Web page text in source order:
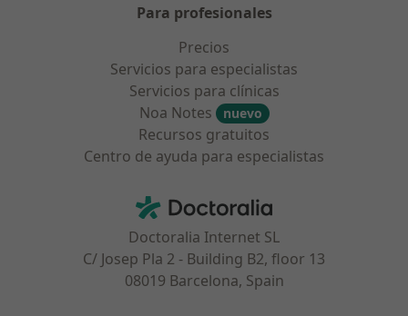
Para profesionales
Precios
Servicios para especialistas
Servicios para clínicas
Noa Notes
nuevo
Recursos gratuitos
Centro de ayuda para especialistas
Doctoralia - Página de inicio
Doctoralia Internet SL
C/ Josep Pla 2 - Building B2, floor 13
08019 Barcelona, Spain